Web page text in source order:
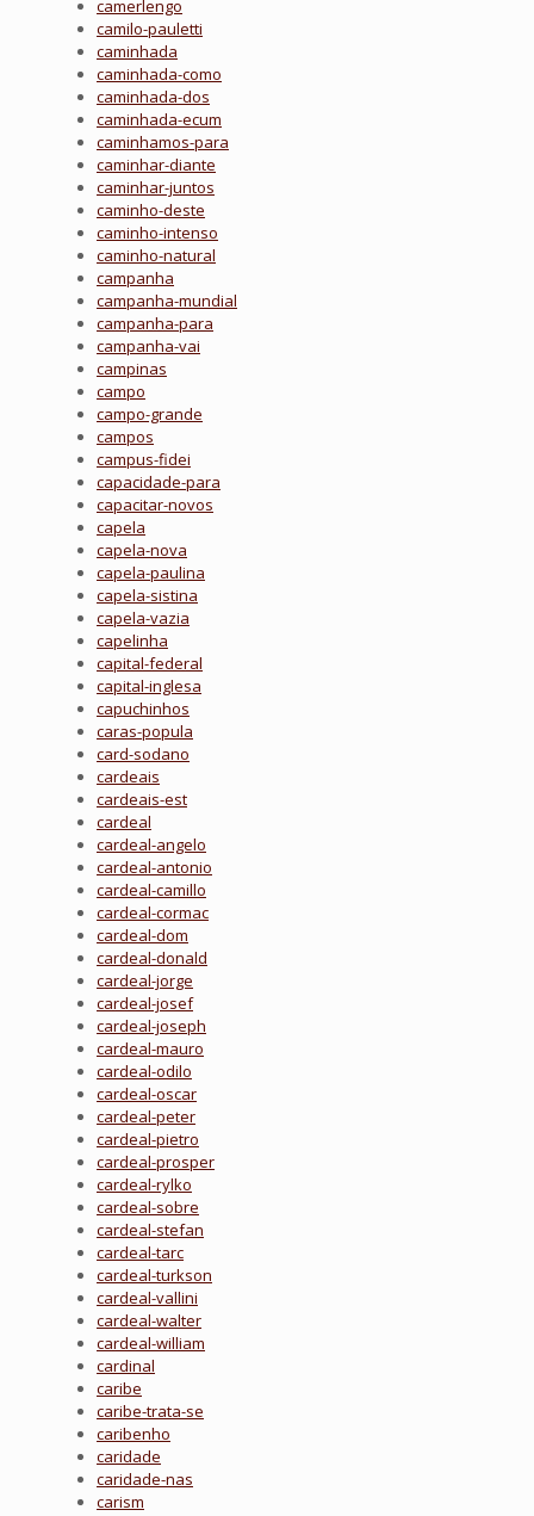
camerlengo
camilo-pauletti
caminhada
caminhada-como
caminhada-dos
caminhada-ecum
caminhamos-para
caminhar-diante
caminhar-juntos
caminho-deste
caminho-intenso
caminho-natural
campanha
campanha-mundial
campanha-para
campanha-vai
campinas
campo
campo-grande
campos
campus-fidei
capacidade-para
capacitar-novos
capela
capela-nova
capela-paulina
capela-sistina
capela-vazia
capelinha
capital-federal
capital-inglesa
capuchinhos
caras-popula
card-sodano
cardeais
cardeais-est
cardeal
cardeal-angelo
cardeal-antonio
cardeal-camillo
cardeal-cormac
cardeal-dom
cardeal-donald
cardeal-jorge
cardeal-josef
cardeal-joseph
cardeal-mauro
cardeal-odilo
cardeal-oscar
cardeal-peter
cardeal-pietro
cardeal-prosper
cardeal-rylko
cardeal-sobre
cardeal-stefan
cardeal-tarc
cardeal-turkson
cardeal-vallini
cardeal-walter
cardeal-william
cardinal
caribe
caribe-trata-se
caribenho
caridade
caridade-nas
carism